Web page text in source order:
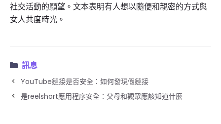
社交活動的願望。文本表明有人想以隨便和親密的方式與
女人共度時光。
訊息
YouTube鏈接是否安全：如何發現假鏈接
是reelshort應用程序安全：父母和觀眾應該知道什麼